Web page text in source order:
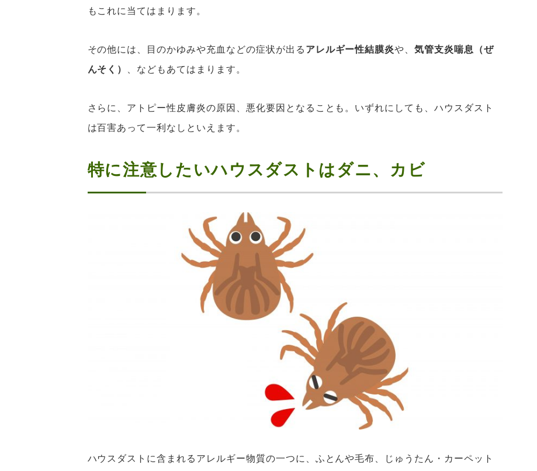
もこれに当てはまります。
その他には、目のかゆみや充血などの症状が出るアレルギー性結膜炎や、気管支炎喘息（ぜ
んそく） 、などもあてはまります。
さらに、アトピー性皮膚炎の原因、悪化要因となることも。いずれにしても、ハウスダスト
は百害あって一利なしといえます。
特に注意したいハウスダストはダニ、カビ
ハウスダストに含まれるアレルギー物質の一つに、ふとんや毛布、じゅうたん・カーペット